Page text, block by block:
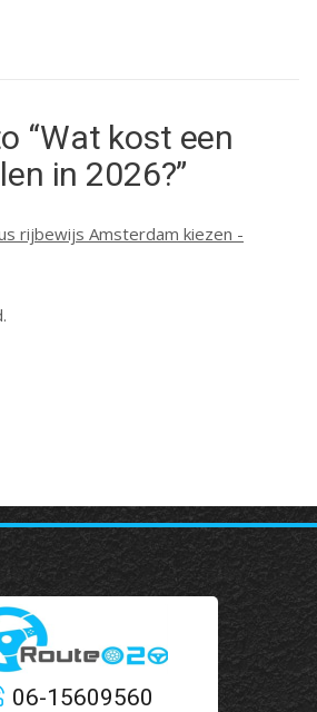
“Wat kost een
in 2026?”
rijbewijs Amsterdam kiezen -
06-15609560